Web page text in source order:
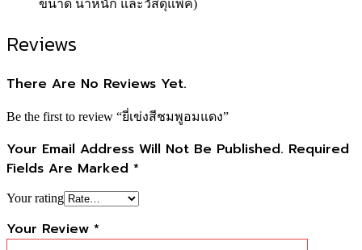
ขนาด น้ำหนัก และวัสดุแพ็ค)
Reviews
There Are No Reviews Yet.
Be the first to review “ยี่เข่งสีชมพูอมแดง”
Your Email Address Will Not Be Published. Required
Fields Are Marked *
Your rating
Your Review *